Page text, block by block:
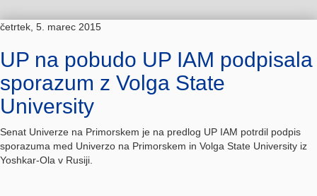
četrtek, 5. marec 2015
UP na pobudo UP IAM podpisala
sporazum z Volga State
University
Senat Univerze na Primorskem je na predlog UP IAM potrdil podpis
sporazuma med Univerzo na Primorskem in Volga State University iz
Yoshkar-Ola v Rusiji.